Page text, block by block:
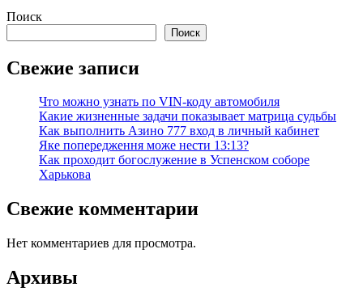
Поиск
Поиск
Свежие записи
Что можно узнать по VIN-коду автомобиля
Какие жизненные задачи показывает матрица судьбы
Как выполнить Азино 777 вход в личный кабинет
Яке попередження може нести 13:13?
Как проходит богослужение в Успенском соборе
Харькова
Свежие комментарии
Нет комментариев для просмотра.
Архивы